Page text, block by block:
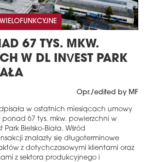
67 TYS. MKW.
W DL INVEST PARK
Opr./edited by MF
w ostatnich miesiącach umowy
67 tys. mkw. powierzchni w
Park Bielsko-Biała. Wśród
znalazły się długoterminowe
z dotychczasowymi klientami oraz
z sektora produkcyjnego i